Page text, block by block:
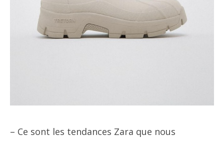
– Ce sont les tendances Zara que nous